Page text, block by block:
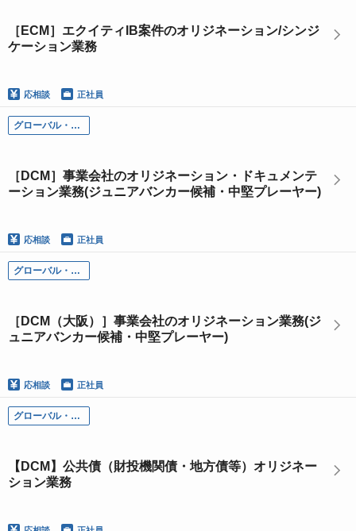
［ECM］エクイティIB案件のオリジネーション/シンジ
ケーション業務
応相談 正社員
グローバル・インベストメント・バンキング本部
［DCM］事業会社のオリジネーション・ドキュメンテ
ーション業務(ジュニアバンカー候補・中堅プレーヤー)
応相談 正社員
グローバル・インベストメント・バンキング本部
［DCM（大阪）］事業会社のオリジネーション業務(ジ
ュニアバンカー候補・中堅プレーヤー)
応相談 正社員
グローバル・インベストメント・バンキング本部
【DCM】公共債（財投機関債・地方債等）オリジネー
ション業務